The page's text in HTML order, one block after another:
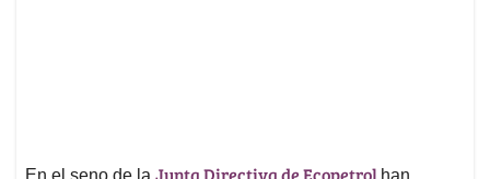
En el seno de la Junta Directiva de Ecopetrol han